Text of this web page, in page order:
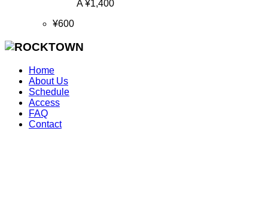
A ¥1,400
¥600
Home
About Us
Schedule
Access
FAQ
Contact